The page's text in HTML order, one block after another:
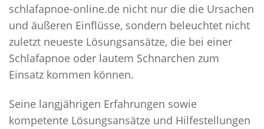
schlafapnoe-online.de nicht nur die die Ursachen
und äußeren Einflüsse, sondern beleuchtet nicht
zuletzt neueste Lösungsansätze, die bei einer
Schlafapnoe oder lautem Schnarchen zum
Einsatz kommen können.
Seine langjährigen Erfahrungen sowie
kompetente Lösungsansätze und Hilfestellungen